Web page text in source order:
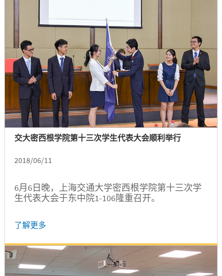
交大密西根学院第十三次学生代表大会顺利举行
2018/06/11
6月6日晚，上海交通大学密西根学院第十三次学
生代表大会于东中院1-106隆重召开。
了解更多